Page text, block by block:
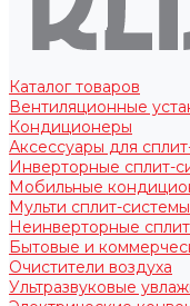
Каталог товаров
Вентиляционные
Кондиционеры
Аксессуары для
Инверторные сплит-
Мобильные
Мульти сплит-системы
Неинверторные
Бытовые и
Очистители воздуха
Ультразвуковые